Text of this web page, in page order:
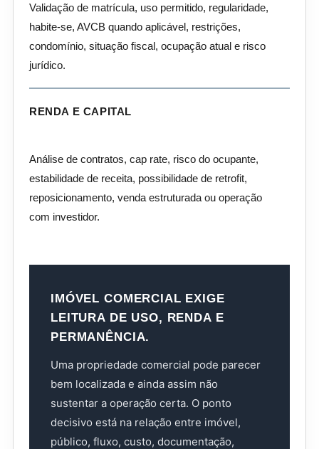
Validação de matrícula, uso permitido, regularidade,
habite-se, AVCB quando aplicável, restrições,
condomínio, situação fiscal, ocupação atual e risco
jurídico.
RENDA E CAPITAL
Análise de contratos, cap rate, risco do ocupante,
estabilidade de receita, possibilidade de retrofit,
reposicionamento, venda estruturada ou operação
com investidor.
IMÓVEL COMERCIAL EXIGE
LEITURA DE USO, RENDA E
PERMANÊNCIA.
Uma propriedade comercial pode parecer
bem localizada e ainda assim não
sustentar a operação certa. O ponto
decisivo está na relação entre imóvel,
público, fluxo, custo, documentação,